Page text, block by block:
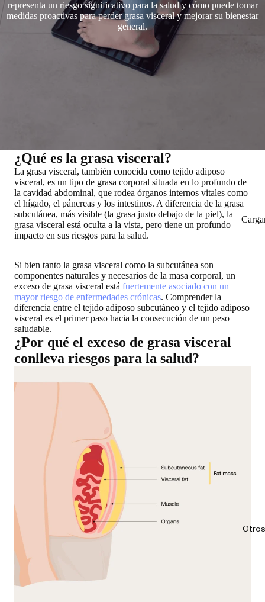
representa un riesgo significativo para la salud y cómo puede tomar
medidas proactivas para perder grasa visceral y mejorar su bienestar
general.
¿Qué es la grasa visceral?
La grasa visceral, también conocida como tejido adiposo
visceral, es un tipo de grasa corporal situada en lo profundo de
la cavidad abdominal, que rodea órganos internos vitales como
el hígado, el páncreas y los intestinos. A diferencia de la grasa
subcutánea, más visible (la grasa justo debajo de la piel), la
grasa visceral está oculta a la vista, pero tiene un profundo
impacto en sus riesgos para la salud.
Si bien tanto la grasa visceral como la subcutánea son
componentes naturales y necesarios de la masa corporal, un
exceso de grasa visceral está fuertemente asociado con un
mayor riesgo de enfermedades crónicas. Comprender la
diferencia entre el tejido adiposo subcutáneo y el tejido adiposo
visceral es el primer paso hacia la consecución de un peso
saludable.
¿Por qué el exceso de grasa visceral
conlleva riesgos para la salud?